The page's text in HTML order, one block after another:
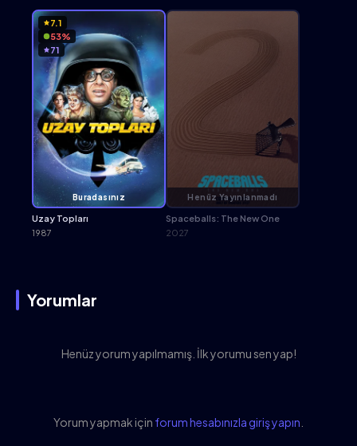
Buradasınız
7.1
53%
71
Uzay Topları
1987
Henüz Yayınlanmadı
Spaceballs: The New One
2027
Yorumlar
Henüz yorum yapılmamış. İlk yorumu sen yap!
Yorum yapmak için forum hesabınızla giriş yapın